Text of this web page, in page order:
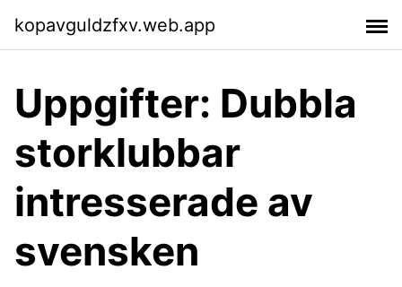
kopavguldzfxv.web.app
Uppgifter: Dubbla
storklubbar
intresserade av
svensken